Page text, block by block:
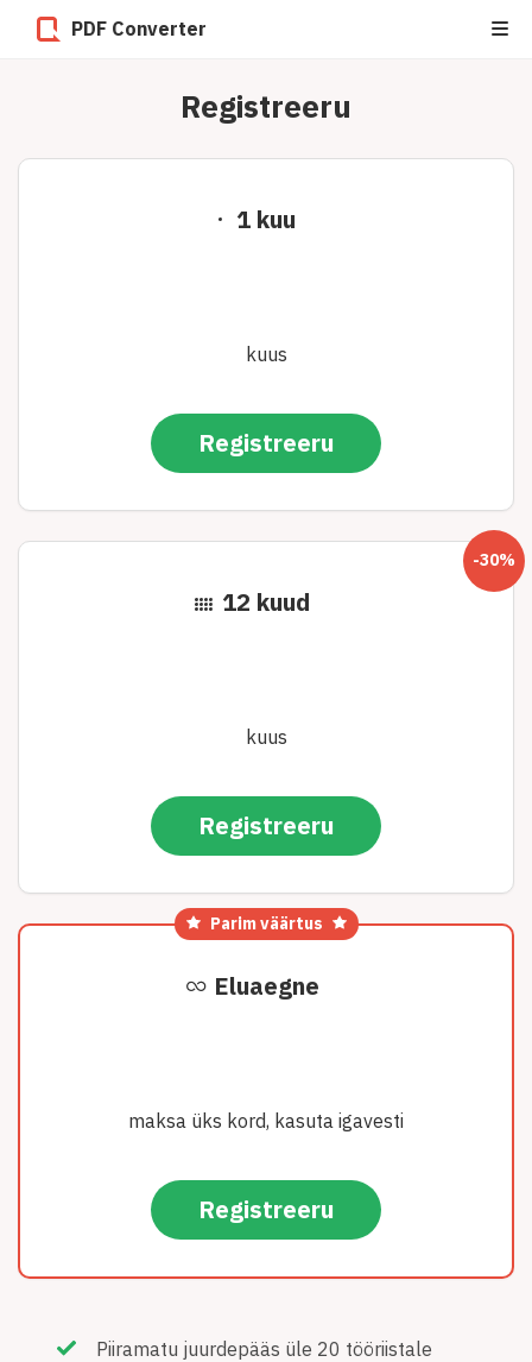
PDF Converter
Registreeru
1 kuu
kuus
Registreeru
12 kuud
kuus
Registreeru
-30%
Eluaegne
maksa üks kord, kasuta igavesti
Registreeru
Parim väärtus
Piiramatu juurdepääs üle 20 tööriistale